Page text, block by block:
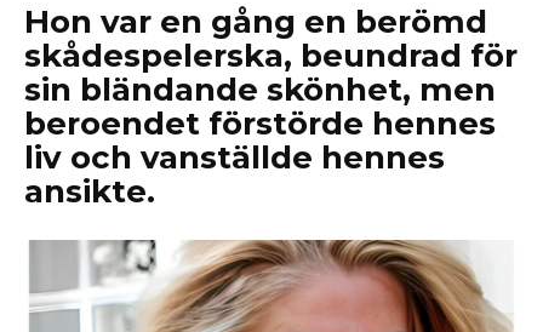
Hon var en gång en berömd
skådespelerska, beundrad för
sin bländande skönhet, men
beroendet förstörde hennes
liv och vanställde hennes
ansikte.